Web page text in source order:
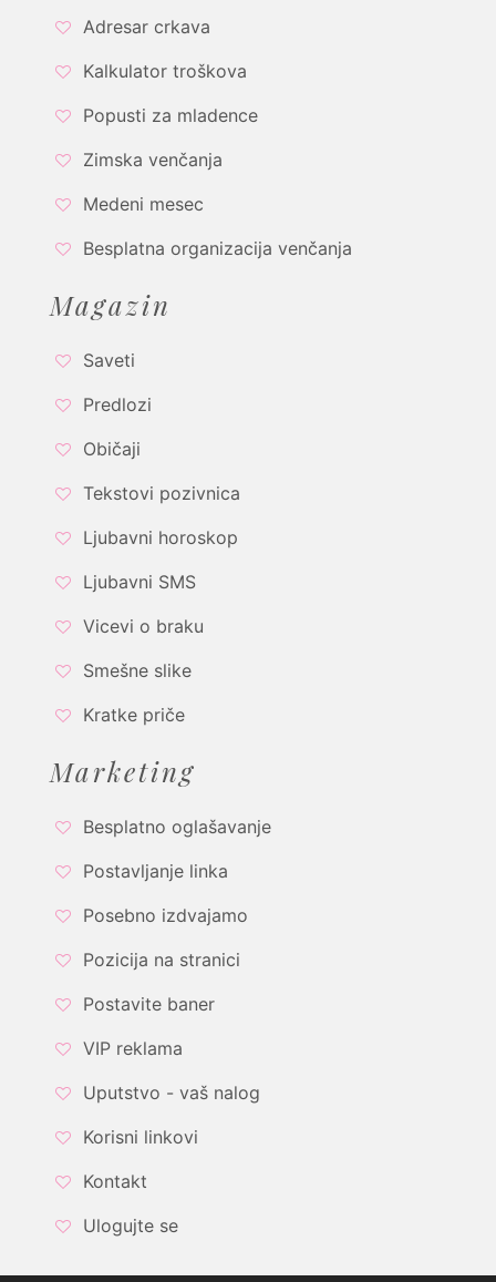
Adresar crkava
Kalkulator troškova
Popusti za mladence
Zimska venčanja
Medeni mesec
Besplatna organizacija venčanja
Magazin
Saveti
Predlozi
Običaji
Tekstovi pozivnica
Ljubavni horoskop
Ljubavni SMS
Vicevi o braku
Smešne slike
Kratke priče
Marketing
Besplatno oglašavanje
Postavljanje linka
Posebno izdvajamo
Pozicija na stranici
Postavite baner
VIP reklama
Uputstvo - vaš nalog
Korisni linkovi
Kontakt
Ulogujte se